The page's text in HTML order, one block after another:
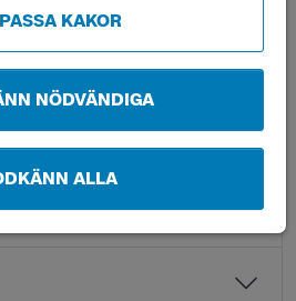
KAKOR
NÖDVÄNDIGA
ALLA
F
X